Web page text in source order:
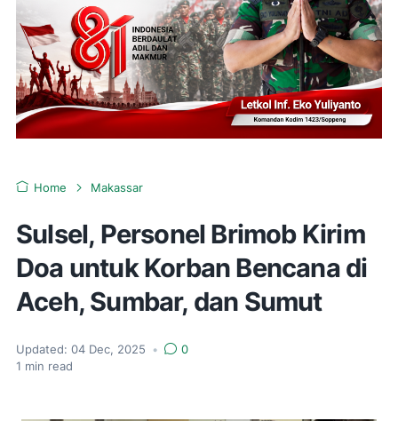
Home Makassar
Sulsel, Personel Brimob Kirim
Doa untuk Korban Bencana di
Aceh, Sumbar, dan Sumut
Updated: 04 Dec, 2025 •
0
1 min read